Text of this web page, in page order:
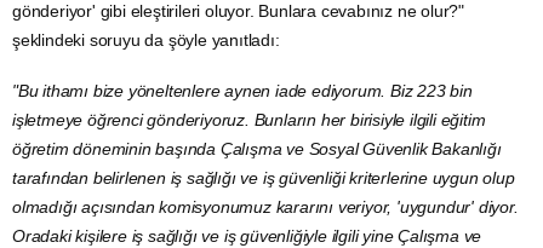
gönderiyor' gibi eleştirileri oluyor. Bunlara cevabınız ne olur?"
şeklindeki soruyu da şöyle yanıtladı:
"Bu ithamı bize yöneltenlere aynen iade ediyorum. Biz 223 bin
işletmeye öğrenci gönderiyoruz. Bunların her birisiyle ilgili eğitim
öğretim döneminin başında Çalışma ve Sosyal Güvenlik Bakanlığı
tarafından belirlenen iş sağlığı ve iş güvenliği kriterlerine uygun olup
olmadığı açısından komisyonumuz kararını veriyor, 'uygundur' diyor.
Oradaki kişilere iş sağlığı ve iş güvenliğiyle ilgili yine Çalışma ve